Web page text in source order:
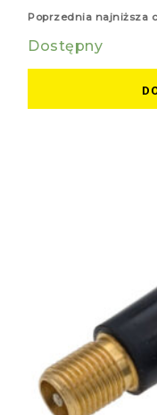
5
Poprzednia najniższa
Dostępny